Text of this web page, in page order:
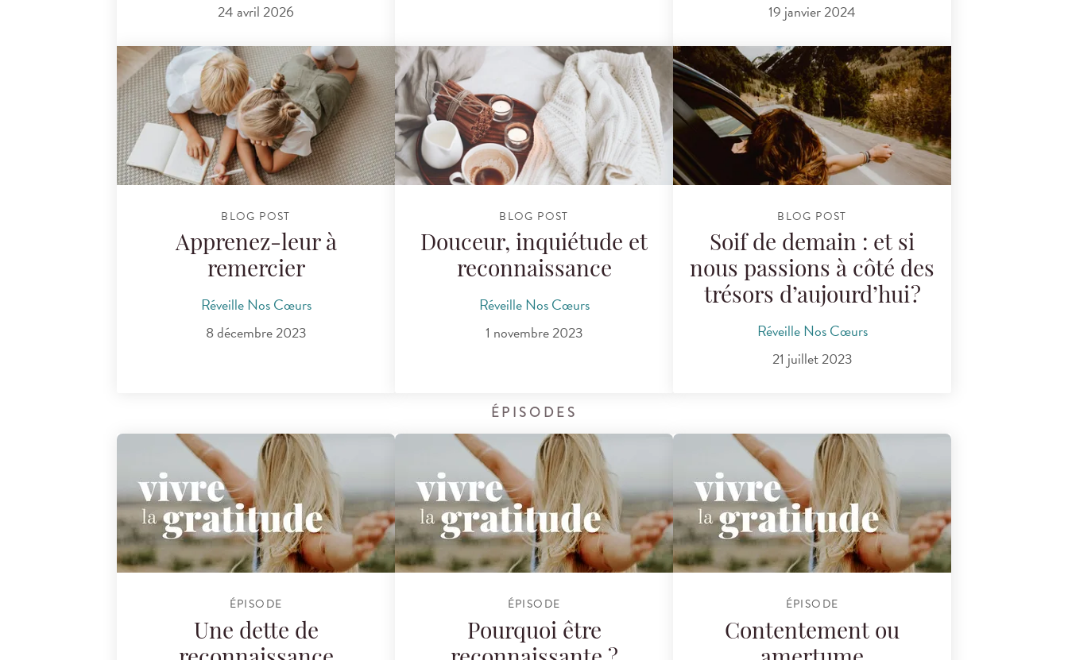
24 avril 2026
19 janvier 2024
BLOG POST
Apprenez-leur à
remercier
Réveille Nos Cœurs
8 décembre 2023
BLOG POST
Douceur, inquiétude et
reconnaissance
Réveille Nos Cœurs
1 novembre 2023
BLOG POST
Soif de demain : et si
nous passions à côté des
trésors d’aujourd’hui ?
Réveille Nos Cœurs
21 juillet 2023
ÉPISODES
ÉPISODE
Une dette de
ÉPISODE
Pourquoi être
ÉPISODE
Contentement ou